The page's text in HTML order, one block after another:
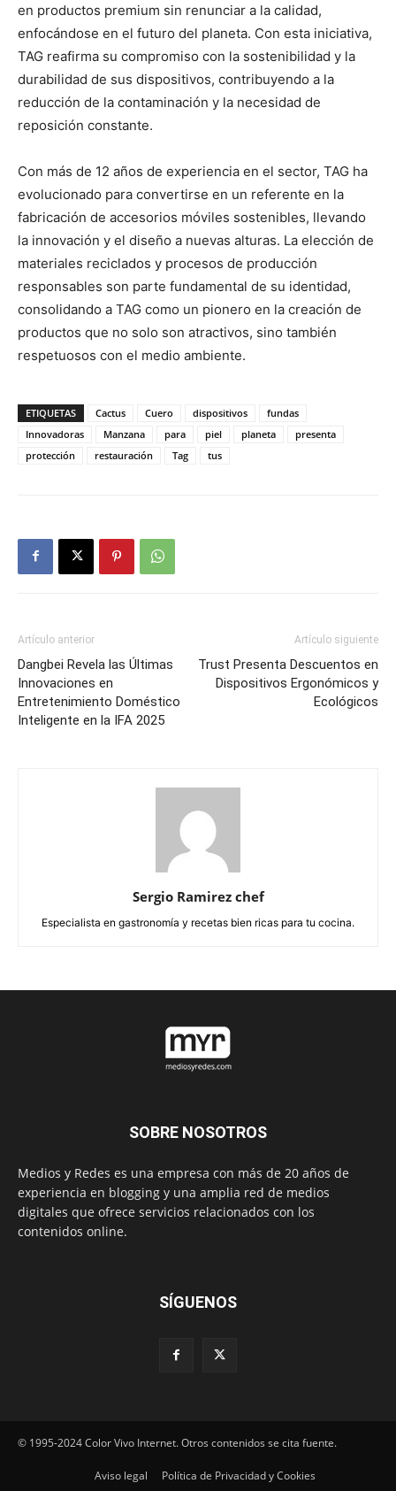
en productos premium sin renunciar a la calidad,
enfocándose en el futuro del planeta. Con esta iniciativa,
TAG reafirma su compromiso con la sostenibilidad y la
durabilidad de sus dispositivos, contribuyendo a la
reducción de la contaminación y la necesidad de
reposición constante.
Con más de 12 años de experiencia en el sector, TAG ha
evolucionado para convertirse en un referente en la
fabricación de accesorios móviles sostenibles, llevando
la innovación y el diseño a nuevas alturas. La elección de
materiales reciclados y procesos de producción
responsables son parte fundamental de su identidad,
consolidando a TAG como un pionero en la creación de
productos que no solo son atractivos, sino también
respetuosos con el medio ambiente.
ETIQUETAS Cactus Cuero dispositivos
fundas
Innovadoras
Manzana para piel planeta
presenta
protección
restauración Tag tus
Artículo anterior
Dangbei Revela las Últimas
Innovaciones en
Entretenimiento Doméstico
Inteligente en la IFA 2025
Artículo siguiente
Trust Presenta Descuentos en
Dispositivos Ergonómicos y
Ecológicos
Sergio Ramirez chef
Especialista en gastronomía y recetas bien ricas para tu cocina.
SOBRE NOSOTROS
Medios y Redes es una empresa con más de 20 años de
experiencia en blogging y una amplia red de medios
digitales que ofrece servicios relacionados con los
contenidos online.
SÍGUENOS
© 1995-2024 Color Vivo Internet. Otros contenidos se cita fuente.
Aviso legal Política de Privacidad y Cookies